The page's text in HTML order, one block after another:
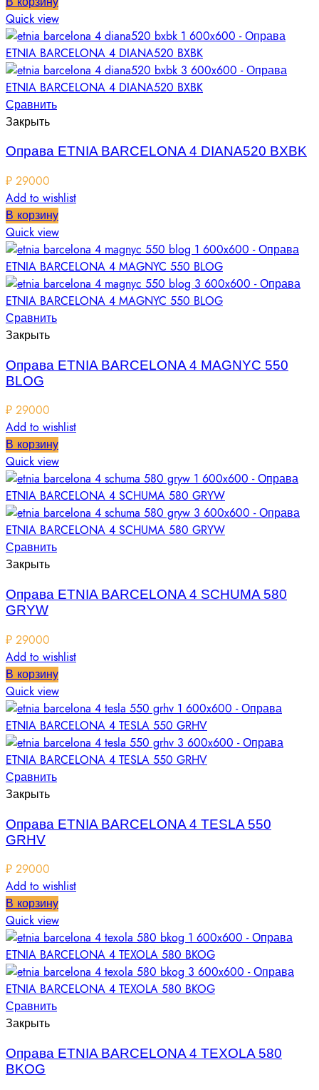
Quick view
Сравнить
Закрыть
Оправа ETNIA BARCELONA 4 DIANA520 BXBK
₽ 29000
Add to wishlist
В корзину
Quick view
Сравнить
Закрыть
Оправа ETNIA BARCELONA 4 MAGNYC 550
BLOG
₽ 29000
Add to wishlist
В корзину
Quick view
Сравнить
Закрыть
Оправа ETNIA BARCELONA 4 SCHUMA 580
GRYW
₽ 29000
Add to wishlist
В корзину
Quick view
Сравнить
Закрыть
Оправа ETNIA BARCELONA 4 TESLA 550
GRHV
₽ 29000
Add to wishlist
В корзину
Quick view
Сравнить
Закрыть
Оправа ETNIA BARCELONA 4 TEXOLA 580
BKOG